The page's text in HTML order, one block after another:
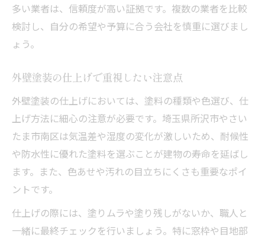
多い業者は、信頼度が高い証拠です。複数の業者を比較
検討し、自分の希望や予算に合う会社を慎重に選びまし
ょう。
外壁塗装の仕上げで重視したい注意点
外壁塗装の仕上げにおいては、塗料の種類や色選び、仕
上げ方法に細心の注意が必要です。埼玉県所沢市やさい
たま市南区は気温差や湿度の変化が激しいため、耐候性
や防水性に優れた塗料を選ぶことが建物の寿命を延ばし
ます。また、色あせや汚れの目立ちにくさも重要なポイ
ントです。
仕上げの際には、塗りムラや塗り残しがないか、職人と
一緒に最終チェックを行いましょう。特に窓枠や目地部